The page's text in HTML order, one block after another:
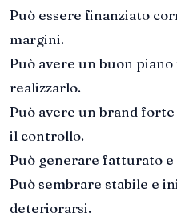
Può essere finanziato
margini.
Può avere un buon
realizzarlo.
Può avere un brand
il controllo.
Può generare fatturato
Può sembrare stabile e
deteriorarsi.